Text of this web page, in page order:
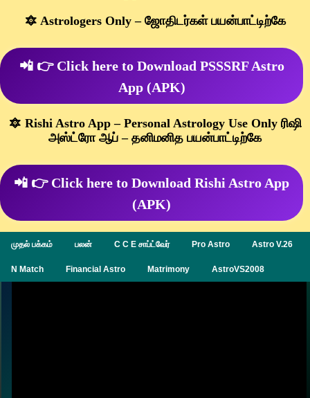
🔯 Astrologers Only – ஜோதிடர்கள் பயன்பாட்டிற்கே
📲 👉 Click here to Download PSSSRF Astro
App (APK)
🔯 Rishi Astro App – Personal Astrology Use Only ரிஷி
அஸ்ட்ரோ ஆப் – தனிமனித பயன்பாட்டிற்கே
📲 👉 Click here to Download Rishi Astro App
(APK)
முதல் பக்கம் பலன் C C E சாப்ட்வேர் Pro Astro Astro V.26
N Match Financial Astro Matrimony AstroVS2008